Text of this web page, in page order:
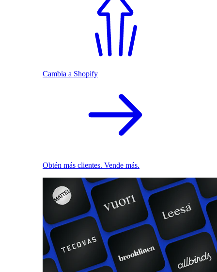
Cambia a Shopify
Obtén más clientes. Vende más.